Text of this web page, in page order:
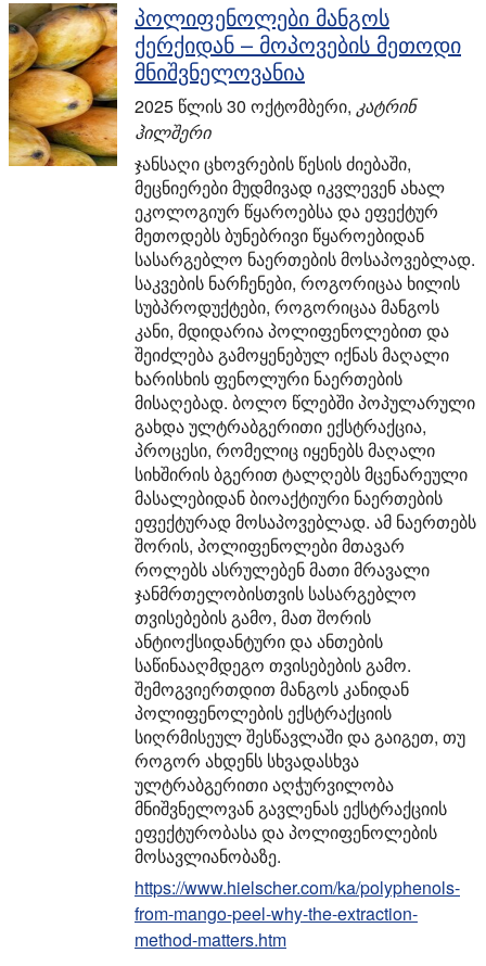
პოლიფენოლები მანგოს
ქერქიდან – მოპოვების მეთოდი
მნიშვნელოვანია
2025 წლის 30 ოქტომბერი, კატრინ
ჰილშერი
ჯანსაღი ცხოვრების წესის ძიებაში,
მეცნიერები მუდმივად იკვლევენ ახალ
ეკოლოგიურ წყაროებსა და ეფექტურ
მეთოდებს ბუნებრივი წყაროებიდან
სასარგებლო ნაერთების მოსაპოვებლად.
საკვების ნარჩენები, როგორიცაა ხილის
სუბპროდუქტები, როგორიცაა მანგოს
კანი, მდიდარია პოლიფენოლებით და
შეიძლება გამოყენებულ იქნას მაღალი
ხარისხის ფენოლური ნაერთების
მისაღებად. ბოლო წლებში პოპულარული
გახდა ულტრაბგერითი ექსტრაქცია,
პროცესი, რომელიც იყენებს მაღალი
სიხშირის ბგერით ტალღებს მცენარეული
მასალებიდან ბიოაქტიური ნაერთების
ეფექტურად მოსაპოვებლად. ამ ნაერთებს
შორის, პოლიფენოლები მთავარ
როლებს ასრულებენ მათი მრავალი
ჯანმრთელობისთვის სასარგებლო
თვისებების გამო, მათ შორის
ანტიოქსიდანტური და ანთების
საწინააღმდეგო თვისებების გამო.
შემოგვიერთდით მანგოს კანიდან
პოლიფენოლების ექსტრაქციის
სიღრმისეულ შესწავლაში და გაიგეთ, თუ
როგორ ახდენს სხვადასხვა
ულტრაბგერითი აღჭურვილობა
მნიშვნელოვან გავლენას ექსტრაქციის
ეფექტურობასა და პოლიფენოლების
მოსავლიანობაზე.
https://www.hielscher.com/ka/polyphenols-
from-mango-peel-why-the-extraction-
method-matters.htm